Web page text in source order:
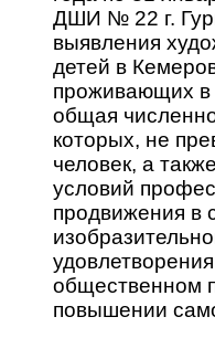
ДШИ № 22 г.
выявления
детей в
проживающих в
общая
которых, не
человек, а
условий
продвижения в
общественном
повышении